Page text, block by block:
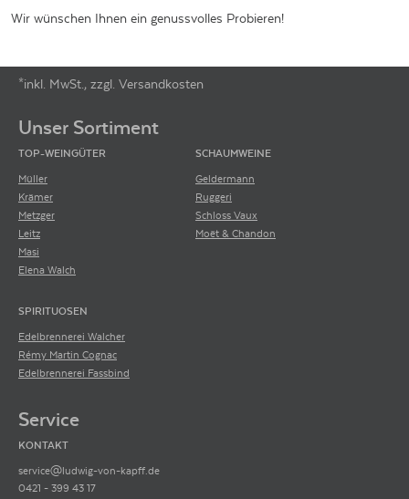
Wir wünschen Ihnen ein genussvolles Probieren!
*inkl. MwSt., zzgl. Versandkosten
Unser Sortiment
TOP-WEINGÜTER
Müller
Krämer
Metzger
Leitz
Masi
Elena Walch
SCHAUMWEINE
Geldermann
Ruggeri
Schloss Vaux
Moët & Chandon
SPIRITUOSEN
Edelbrennerei Walcher
Rémy Martin Cognac
Edelbrennerei Fassbind
Service
KONTAKT
service@ludwig-von-kapff.de
0421 - 399 43 17